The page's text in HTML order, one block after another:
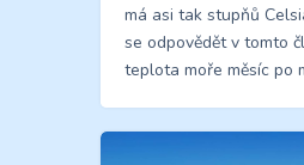
má asi tak stupňů
se odpovědět v tomto
teplota moře měsíc po